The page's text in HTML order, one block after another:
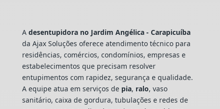
A desentupidora no Jardim Angélica - Carapicuíba
da Ajax Soluções oferece atendimento técnico para
residências, comércios, condomínios, empresas e
estabelecimentos que precisam resolver
entupimentos com rapidez, segurança e qualidade.
A equipe atua em serviços de pia, ralo, vaso
sanitário, caixa de gordura, tubulações e redes de